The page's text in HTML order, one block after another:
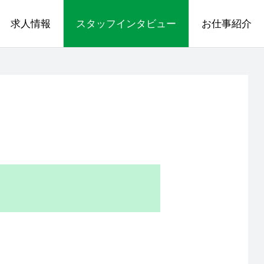
求人情報 スタッフインタビュー お仕事紹介